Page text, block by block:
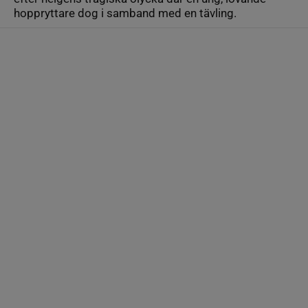
hoppryttare dog i samband med en tävling.